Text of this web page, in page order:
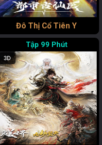
Đô Thị Cổ Tiên Y
99 Phút
3D